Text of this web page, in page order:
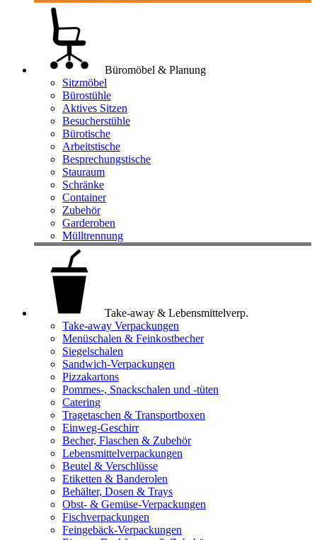
Büromöbel & Planung
Sitzmöbel
Bürostühle
Aktives Sitzen
Besucherstühle
Bürotische
Arbeitstische
Besprechungstische
Stauraum
Schränke
Container
Zubehör
Garderoben
Mülltrennung
Take-away & Lebensmittelverp.
Take-away Verpackungen
Menüschalen & Feinkostbecher
Siegelschalen
Sandwich-Verpackungen
Pizzakartons
Pommes-, Snackschalen und -tüten
Catering
Tragetaschen & Transportboxen
Einweg-Geschirr
Becher, Flaschen & Zubehör
Lebensmittelverpackungen
Beutel & Verschlüsse
Etiketten & Banderolen
Behälter, Dosen & Trays
Obst- & Gemüse-Verpackungen
Fischverpackungen
Feingebäck-Verpackungen